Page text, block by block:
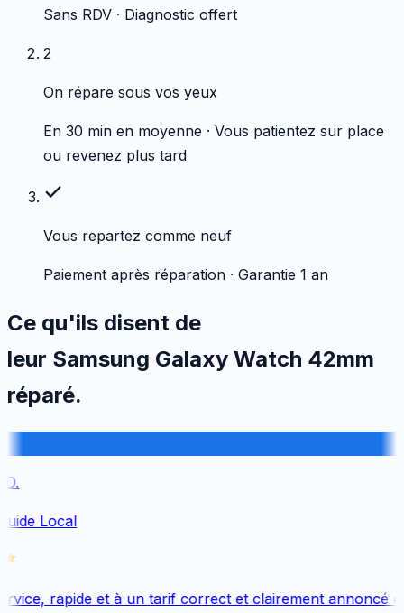
Sans RDV · Diagnostic offert
2
On répare sous vos yeux
En 30 min en moyenne · Vous patientez sur place
ou revenez plus tard
Vous repartez comme neuf
Paiement après réparation · Garantie 1 an
Ce qu'ils disent de
leur Samsung Galaxy Watch 42mm
réparé.
Local
rapide et à un tarif correct et clairement annoncé